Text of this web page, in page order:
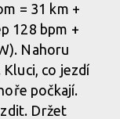
= 31 km +
128 bpm +
Nahoru
Kluci, co jezdí
počkají.
Držet